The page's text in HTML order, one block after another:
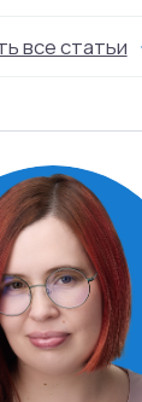
Center в Москве